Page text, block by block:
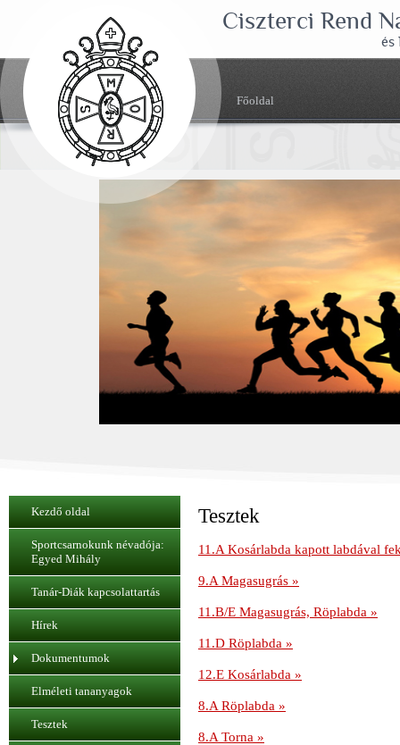
Ciszterci Rend
és
Főoldal
Kezdő oldal
Sportcsarnokunk névadója:
Egyed Mihály
Tanár-Diák kapcsolattartás
Hírek
Dokumentumok
Elméleti tananyagok
Tesztek
Tesztek
11.A Kosárlabda kapott labdával
9.A Magasugrás »
11.B/E Magasugrás, Röplabda »
11.D Röplabda »
12.E Kosárlabda »
8.A Röplabda »
8.A Torna »